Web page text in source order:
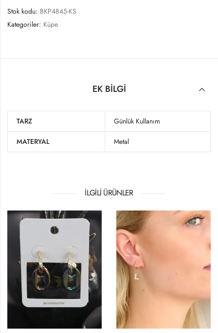
Stok kodu: BKP4845-KS
Kategoriler: Küpe
EK BILGI
TARZ Günlük Kullanım
MATERYAL Metal
İLGILI ÜRÜNLER